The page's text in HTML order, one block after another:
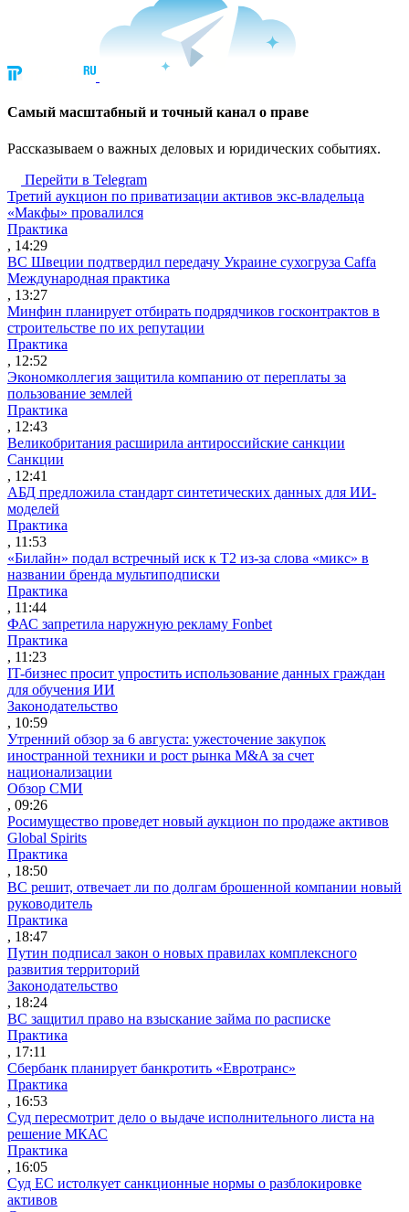
Cамый масштабный и точный канал о праве
Рассказываем о важных деловых и юридических событиях.
Перейти в Telegram
Третий аукцион по приватизации активов экс-владельца
«Макфы» провалился
Практика
, 14:29
ВС Швеции подтвердил передачу Украине сухогруза Caffa
Международная практика
, 13:27
Минфин планирует отбирать подрядчиков госконтрактов в
строительстве по их репутации
Практика
, 12:52
Экономколлегия защитила компанию от переплаты за
пользование землей
Практика
, 12:43
Великобритания расширила антироссийские санкции
Санкции
, 12:41
АБД предложила стандарт синтетических данных для ИИ-
моделей
Практика
, 11:53
«Билайн» подал встречный иск к Т2 из-за слова «микс» в
названии бренда мультиподписки
Практика
, 11:44
ФАС запретила наружную рекламу Fonbet
Практика
, 11:23
IT-бизнес просит упростить использование данных граждан
для обучения ИИ
Законодательство
, 10:59
Утренний обзор за 6 августа: ужесточение закупок
иностранной техники и рост рынка M&A за счет
национализации
Обзор СМИ
, 09:26
Росимущество проведет новый аукцион по продаже активов
Global Spirits
Практика
, 18:50
ВС решит, отвечает ли по долгам брошенной компании новый
руководитель
Практика
, 18:47
Путин подписал закон о новых правилах комплексного
развития территорий
Законодательство
, 18:24
ВС защитил право на взыскание займа по расписке
Практика
, 17:11
Сбербанк планирует банкротить «Евротранс»
Практика
, 16:53
Суд пересмотрит дело о выдаче исполнительного листа на
решение МКАС
Практика
, 16:05
Суд ЕС истолкует санкционные нормы о разблокировке
активов